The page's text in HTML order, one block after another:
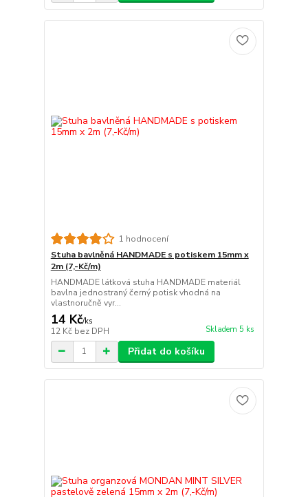
1 hodnocení
Stuha bavlněná HANDMADE s potiskem 15mm x
2m (7,-Kč/m)
HANDMADE látková stuha HANDMADE materiál
bavlna jednostraný černý potisk vhodná na
vlastnoručně vyr...
14 Kč/ks
12 Kč bez DPH Skladem 5 ks
Přidat do košíku